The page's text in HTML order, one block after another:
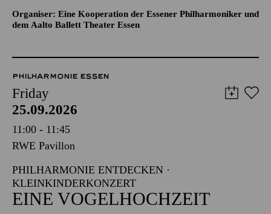
Organiser: Eine Kooperation der Essener Philharmoniker und
dem Aalto Ballett Theater Essen
PHILHARMONIE ESSEN
Friday
25.09.2026
11:00 - 11:45
RWE Pavillon
PHILHARMONIE ENTDECKEN ·
KLEINKINDERKONZERT
EINE VOGELHOCHZEIT